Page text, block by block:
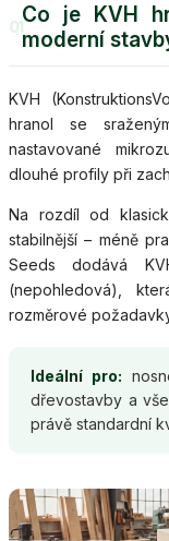
01Co je KVH
moderní
KVH
hranol se
nastavované
dlouhé profily při
Na rozdíl od
stabilnější – méně
Seeds dodává
(nepohledová),
rozměrové
Ideální pro:
dřevostavby a
právě standardní